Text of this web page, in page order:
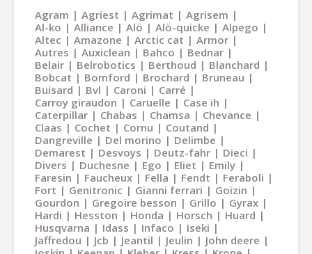
Agram Agriest Agrimat
Agrisem
Al-ko
Alliance Alö Alö-quicke
Alpego
Altec
Amazone Arctic cat
Armor
Autres
Auxiclean Bahco
Bednar
Belair
Belrobotics Berthoud
Blanchard
Bobcat
Bomford Brochard
Bruneau
Buisard
Bvl Caroni
Carré
Carroy giraudon
Caruelle
Case ih
Caterpillar
Chabas Chamsa
Chevance
Claas
Cochet Cornu
Coutand
Dangreville
Del morino
Delimbe
Demarest
Desvoys Deutz-fahr
Dieci
Divers
Duchesne Ego Eliet
Emily
Faresin
Faucheux Fella Fendt
Feraboli
Fort
Genitronic Gianni ferrari
Goizin
Gourdon
Gregoire besson Grillo
Gyrax
Hardi
Hesston Honda Horsch
Huard
Husqvarna
Idass Infaco
Iseki
Jaffredou
Jcb Jeantil Jeulin
John deere